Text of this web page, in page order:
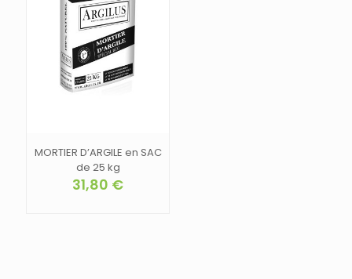
MORTIER D’ARGILE en SAC
de 25 kg
31,80 €